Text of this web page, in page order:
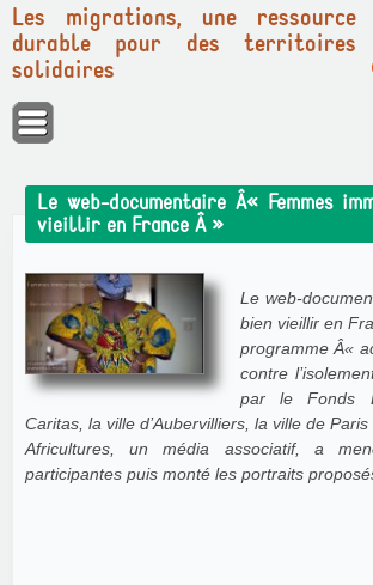
Panneau de gestion des cookies
Les migrations, une ressource
durable pour des territoires
solidaires
Le web-documentaire Â« Femmes
vieillir en France Â »
Le web-
bien vieillir en
programme Â«
contre
par le Fonds
Caritas, la ville d’Aubervilliers, la ville de Paris
Africultures, un média associatif, a
participantes puis monté les portraits